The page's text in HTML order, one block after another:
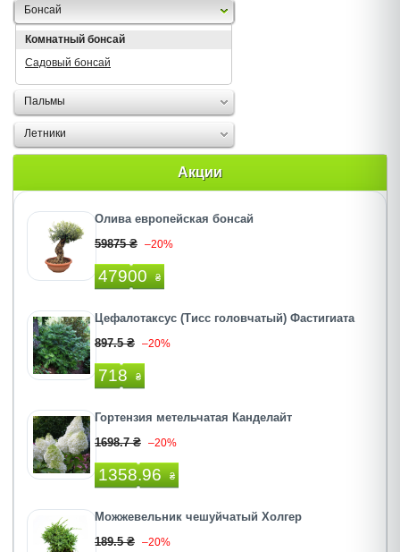
Бонсай
Комнатный бонсай
Садовый бонсай
Пальмы
Летники
Акции
Олива европейская бонсай
59875 ₴ –20%
47900 ₴
Цефалотаксус (Тисс головчатый) Фастигиата
897.5 ₴ –20%
718 ₴
Гортензия метельчатая Канделайт
1698.7 ₴ –20%
1358.96 ₴
Можжевельник чешуйчатый Холгер
189.5 ₴ –20%